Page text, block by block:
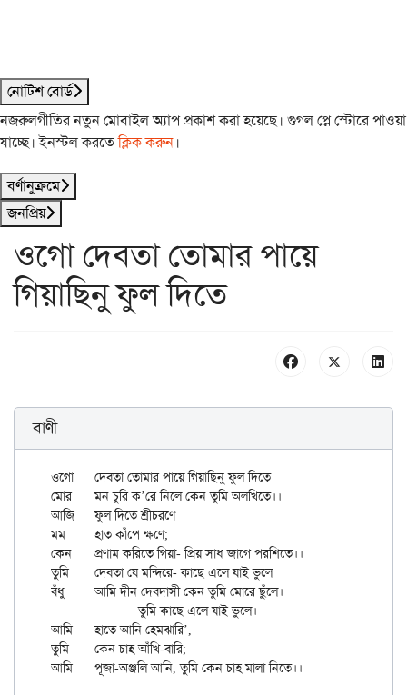
নোটিশ বোর্ড
নজরুলগীতির নতুন মোবাইল অ্যাপ প্রকাশ করা হয়েছে। গুগল প্লে স্টোরে পাওয়া
যাচ্ছে। ইনস্টল করতেক্লিক করুন।
বর্ণানুক্রমে
জনপ্রিয়
ওগো দেবতা তোমার পায়ে
গিয়াছিনু ফুল দিতে
বাণী
ওগো	দেবতা তোমার পায়ে গিয়াছিনু ফুল দিতে
মোর	মন চুরি ক’রে নিলে কেন তুমি অলখিতে।।
আজি	ফুল দিতে শ্রীচরণে
মম	হাত কাঁপে ক্ষণে;
কেন	প্রণাম করিতে গিয়া- প্রিয় সাধ জাগে পরশিতে।।
তুমি	দেবতা যে মন্দিরে- কাছে এলে যাই ভুলে
বঁধু	আমি দীন দেবদাসী কেন তুমি মোরে ছুঁলে।
		তুমি কাছে এলে যাই ভুলে।
আমি	হাতে আনি হেমঝারি’,
তুমি	কেন চাহ আঁখি-বারি;